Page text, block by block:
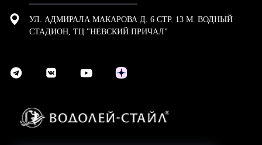
УЛ. АДМИРАЛА МАКАРОВА Д. 6 СТР. 13 М. ВОДНЫЙ
СТАДИОН, ТЦ "НЕВСКИЙ ПРИЧАЛ"